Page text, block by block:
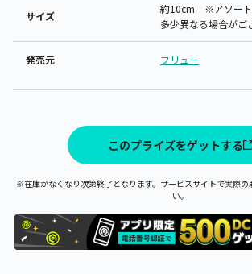
サイズ
約10cm ※アソート
多少異なる場合がご
発売元 フリュー
このプライズをゲットする
※在庫がなくなり次第終了となります。サービスサイトで実際の
い。